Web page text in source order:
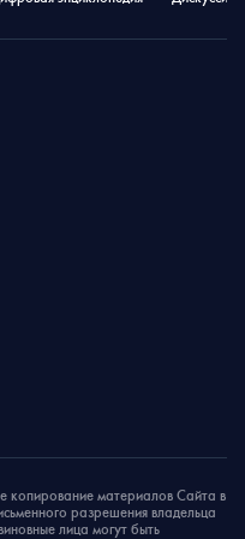
копирование материалов Сайта в
разрешения владельца
лица могут быть